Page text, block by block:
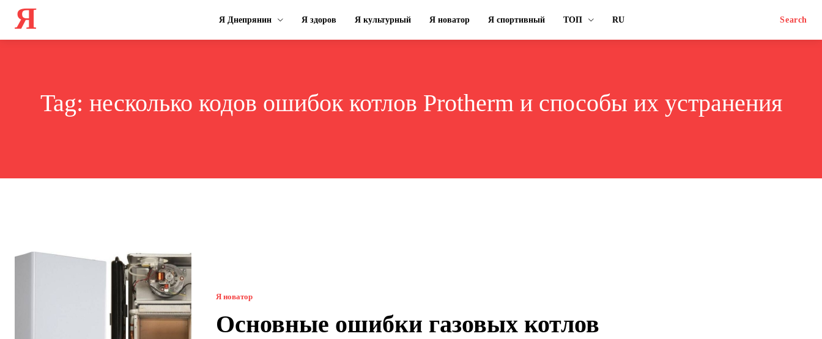
Я Я Днепрянин Я здоров Я культурный Я новатор Я спортивный ТОП RU Search
Tag: несколько кодов ошибок котлов Protherm и способы их устранения
Я новатор
Основные ошибки газовых котлов